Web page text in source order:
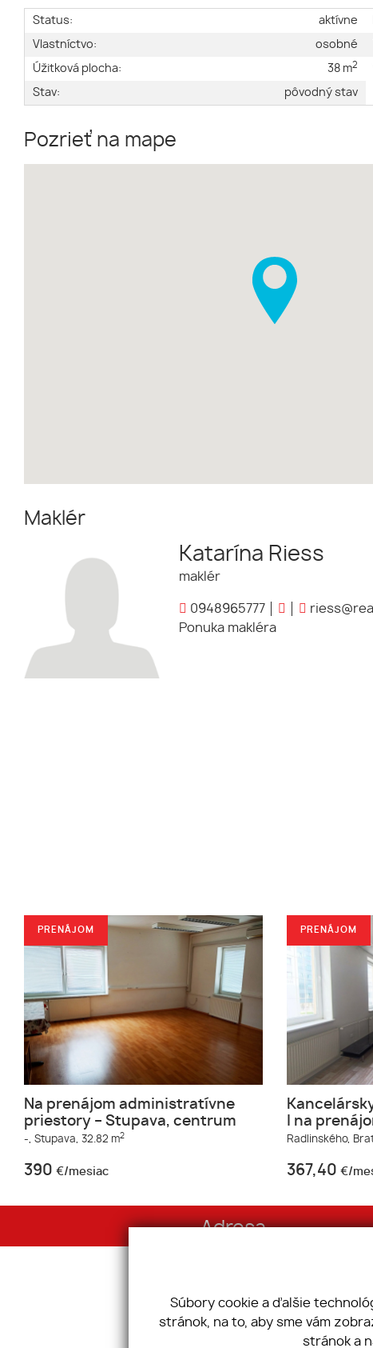
Status:
aktívne
Vlastníctvo:
osobné
Úžitková plocha:
38 m2
Stav: pôvodný stav
Pozrieť na mape
Maklér
Katarína Riess
maklér
0948965777
Ponuka makléra
PRENÁJOM
Na prenájom administratívne
priestory – Stupava, centrum
-, Stupava, 32.82 m2
390 €/mesiac
PRENÁJOM
I na
Radlinského,
367,40 €/
Adresa
Súbory cookie a ďalšie
stránok, na to, aby sme vám
stránok a